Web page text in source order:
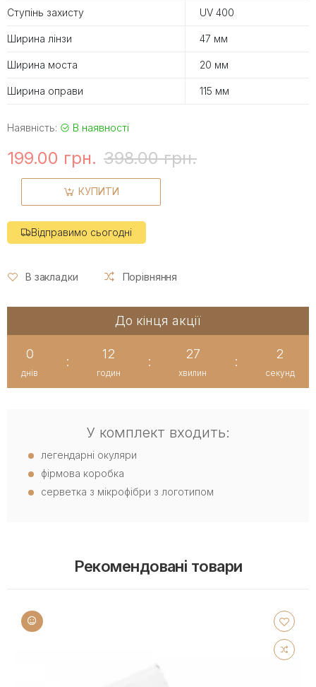
Ступінь захисту UV 400
Ширина лінзи 47 мм
Ширина моста 20 мм
Ширина оправи 115 мм
Наявність: В наявності
199.00 грн. 398.00 грн.
КУПИТИ
Відправимо сьогодні
В закладки Порівняння
До кінця акції
0
днів
:
12
годин
:
27
хвилин
:
2
секунд
У комплект входить:
легендарні окуляри
фірмова коробка
серветка з мікрофібри з логотипом
Рекомендовані товари